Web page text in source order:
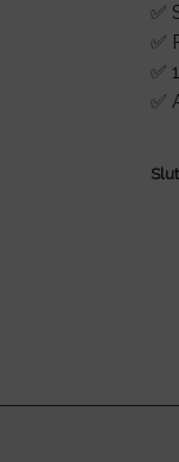
✅
✅
✅
✅